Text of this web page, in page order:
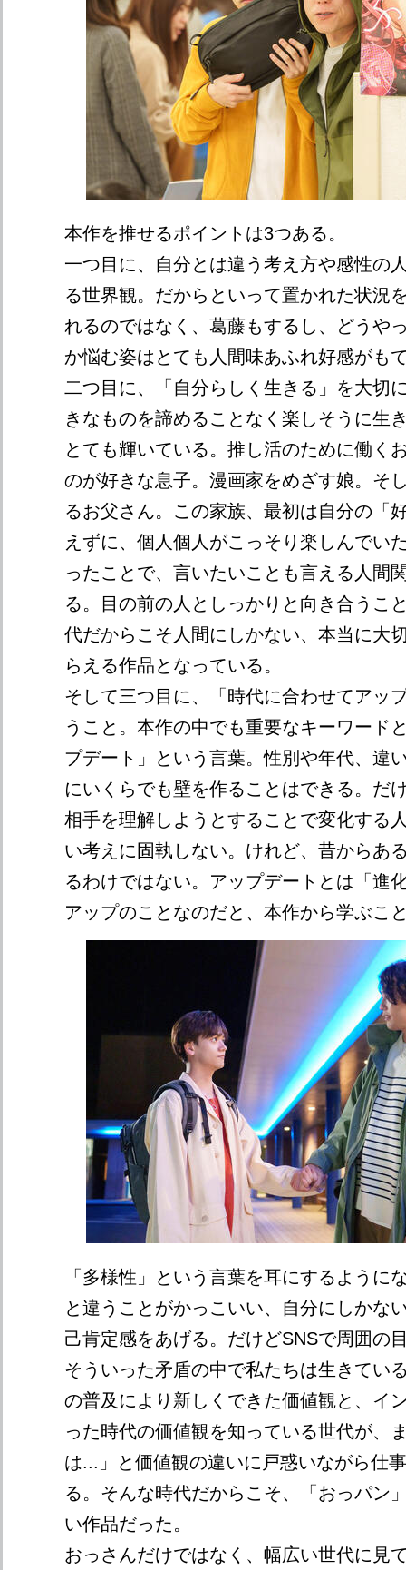
本作を推せるポイントは3つある。
一つ目に、自分とは違う考え方や感性の
る世界観。だからといって置かれた状況
れるのではなく、葛藤もするし、どうや
か悩む姿はとても人間味あふれ好感がも
二つ目に、「自分らしく生きる」を大切
きなものを諦めることなく楽しそうに生
とても輝いている。推し活のために働く
のが好きな息子。漫画家をめざす娘。そ
るお父さん。この家族、最初は自分の「
えずに、個人個人がこっそり楽しんでい
ったことで、言いたいことも言える人間
る。目の前の人としっかりと向き合うこ
代だからこそ人間にしかない、本当に大
らえる作品となっている。
そして三つ目に、「時代に合わせてアッ
うこと。本作の中でも重要なキーワード
プデート」という言葉。性別や年代、違
にいくらでも壁を作ることはできる。だ
相手を理解しようとすることで変化する
い考えに固執しない。けれど、昔からあ
るわけではない。アップデートとは「進
アップのことなのだと、本作から学ぶこ
「多様性」という言葉を耳にするように
と違うことがかっこいい、自分にしかな
己肯定感をあげる。だけどSNSで周囲の
そういった矛盾の中で私たちは生きてい
の普及により新しくできた価値観と、イ
った時代の価値観を知っている世代が、
は...」と価値観の違いに戸惑いながら仕
る。そんな時代だからこそ、「おっパン
い作品だった。
おっさんだけではなく、幅広い世代に見